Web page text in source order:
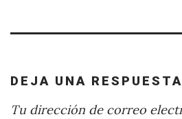
DEJA UNA RESPUESTA
Tu dirección de correo